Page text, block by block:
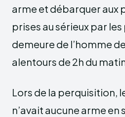
arme et débarquer aux
prises au sérieux par
demeure de l’homme
alentours de 2h du
Lors de la perquisition,
n’avait aucune arme